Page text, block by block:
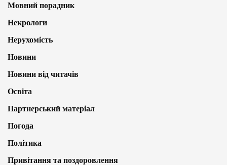
Мовний порадник
Некрологи
Нерухомість
Новини
Новини від читачів
Освіта
Партнерський матеріал
Погода
Політика
Привітання та поздоровлення